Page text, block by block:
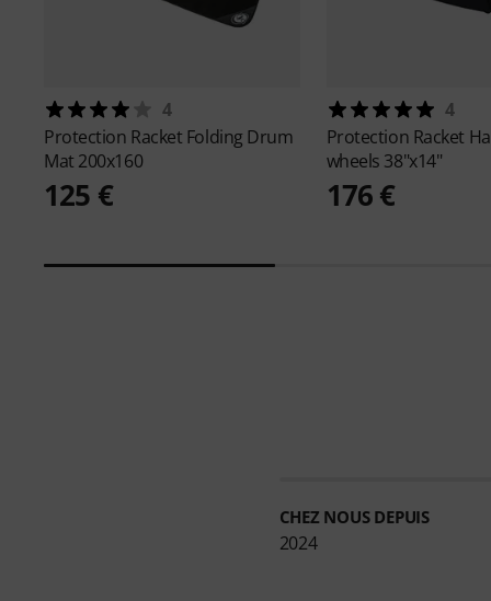
4
Protection Racket Folding Drum
Mat 200x160
125 €
4
Protection Racket
wheels 38"x14"
176 €
CHEZ NOUS DEPUIS
2024